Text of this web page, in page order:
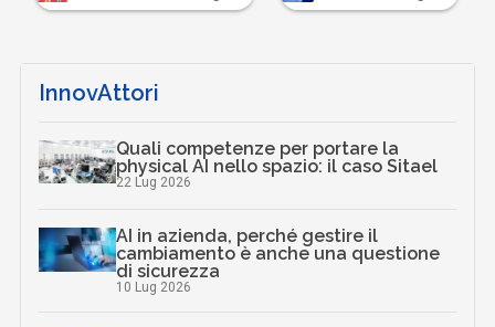
InnovAttori
Quali competenze per portare la
physical AI nello spazio: il caso Sitael
22 Lug 2026
AI in azienda, perché gestire il
cambiamento è anche una questione
di sicurezza
10 Lug 2026